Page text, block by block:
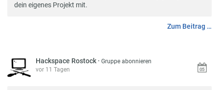
dein eigenes Projekt mit.
Zum Beitrag …
Hackspace Rostock ·Gruppe abonnieren
vor 11 Tagen